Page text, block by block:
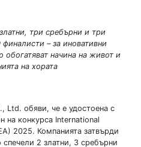
три сребърни и три
– за иновативни
обогатяват начина на живот и
на хората
Ltd. обяви, че е удостоена с
на конкурса International
2025. Компанията затвърди
спечели 2 златни, 3 сребърни